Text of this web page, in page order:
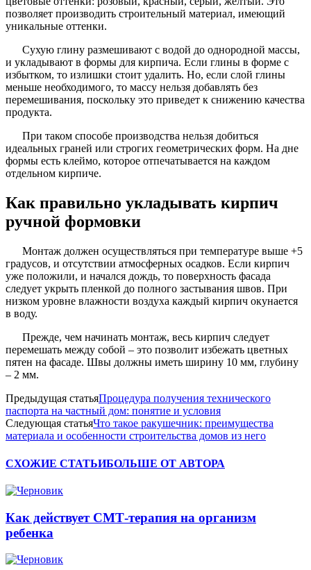
позволяет производить строительный материал, имеющий
уникальные оттенки.
Сухую глину размешивают с водой до однородной массы,
и укладывают в формы для кирпича. Если глины в форме с
избытком, то излишки стоит удалить. Но, если слой глины
меньше необходимого, то массу нельзя добавлять без
перемешивания, поскольку это приведет к снижению качества
продукта.
При таком способе производства нельзя добиться
идеальных граней или строгих геометрических форм. На дне
формы есть клеймо, которое отпечатывается на каждом
отдельном кирпиче.
Как правильно укладывать кирпич
ручной формовки
Монтаж должен осуществляться при температуре выше +5
градусов, и отсутствии атмосферных осадков. Если кирпич
уже положили, и начался дождь, то поверхность фасада
следует укрыть пленкой до полного застывания швов. При
низком уровне влажности воздуха каждый кирпич окунается
в воду.
Прежде, чем начинать монтаж, весь кирпич следует
перемешать между собой – это позволит избежать цветных
пятен на фасаде. Швы должны иметь ширину 10 мм, глубину
– 2 мм.
Предыдущая статьяПроцедура получения технического
паспорта на частный дом: понятие и условия
Следующая статьяЧто такое ракушечник: преимущества
материала и особенности строительства домов из него
СХОЖИЕ СТАТЬИБОЛЬШЕ ОТ АВТОРА
Как действует СМТ-терапия на организм
ребенка